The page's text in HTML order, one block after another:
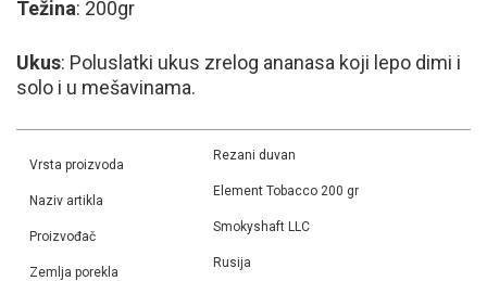
Težina: 200gr
Ukus: Poluslatki ukus zrelog ananasa koji lepo dimi i
solo i u mešavinama.
Vrsta proizvoda
Rezani duvan
Naziv artikla
Element Tobacco 200 gr
Proizvođač
Smokyshaft LLC
Zemlja porekla
Rusija